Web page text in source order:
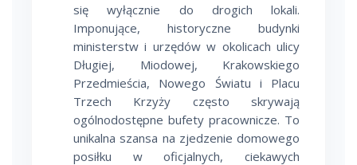
się wyłącznie do drogich lokali.
Imponujące, historyczne budynki
ministerstw i urzędów w okolicach ulicy
Długiej, Miodowej, Krakowskiego
Przedmieścia, Nowego Światu i Placu
Trzech Krzyży często skrywają
ogólnodostępne bufety pracownicze. To
unikalna szansa na zjedzenie domowego
posiłku w oficjalnych, ciekawych